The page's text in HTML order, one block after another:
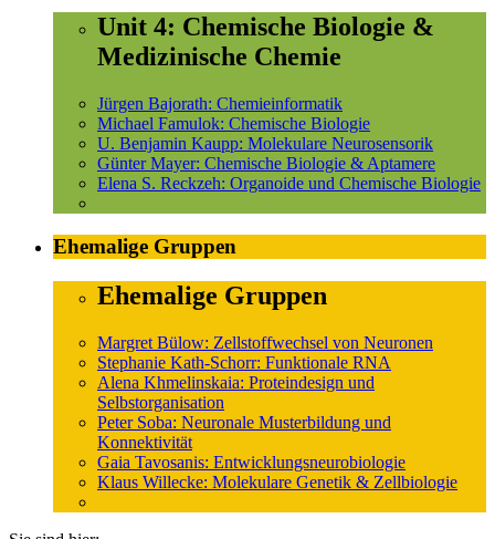
Unit 4: Chemische Biologie &
Medizinische Chemie
Jürgen Bajorath: Chemieinformatik
Michael Famulok: Chemische Biologie
U. Benjamin Kaupp: Molekulare Neurosensorik
Günter Mayer: Chemische Biologie & Aptamere
Elena S. Reckzeh: Organoide und Chemische Biologie
Ehemalige Gruppen
Ehemalige Gruppen
Margret Bülow: Zellstoffwechsel von Neuronen
Stephanie Kath-Schorr: Funktionale RNA
Alena Khmelinskaia: Proteindesign und
Selbstorganisation
Peter Soba: Neuronale Musterbildung und
Konnektivität
Gaia Tavosanis: Entwicklungsneurobiologie
Klaus Willecke: Molekulare Genetik & Zellbiologie